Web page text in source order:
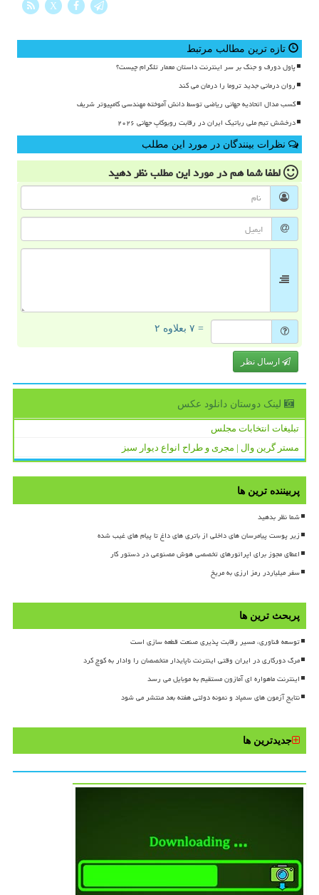
X
تازه ترین مطالب مرتبط
پاول دورف و جنگ بر سر اینترنت داستان معمار تلگرام چیست؟
روان درمانی جدید تروما را درمان می کند
کسب مدال اتحادیه جهانی ریاضی توسط دانش آموخته مهندسی کامپیوتر شریف
درخشش تیم ملی رباتیک ایران در رقابت روبوکاپ جهانی ۲۰۲۶
نظرات بینندگان در مورد این مطلب
لطفا شما همدر مورد این مطلبنظر دهید
= ۷ بعلاوه ۲
ارسال نظر
لینک دوستان دانلود عكس
تبلیغات انتخابات مجلس
مستر گرین وال | مجری و طراح انواع دیوار سبز
پربیننده ترین ها
شما نظر بدهید
زیر پوست پیامرسان های داخلی از باتری های داغ تا پیام های غیب شده
اعطای مجوز برای اپراتورهای تخصصی هوش مصنوعی در دستور کار
سفر میلیاردر رمز ارزی به مریخ
پربحث ترین ها
توسعه فناوری، مسیر رقابت پذیری صنعت قطعه سازی است
مرگ دورکاری در ایران وقتی اینترنت ناپایدار متخصصان را وادار به کوچ کرد
اینترنت ماهواره ای آمازون مستقیم به موبایل می رسد
نتایج آزمون های سمپاد و نمونه دولتی هفته بعد منتشر می شود
جدیدترین ها